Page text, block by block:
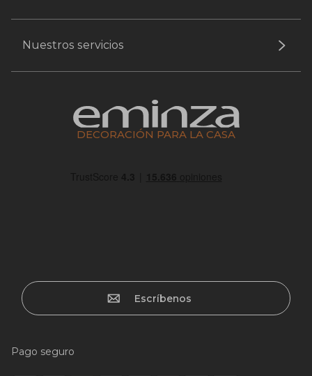
Nuestros servicios
DECORACIÓN PARA LA CASA
Escríbenos
Pago seguro